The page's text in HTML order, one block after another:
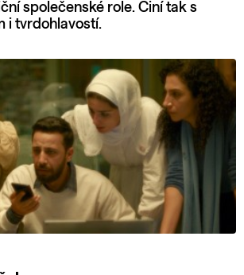
společenské role. Činí tak s
i tvrdohlavostí.